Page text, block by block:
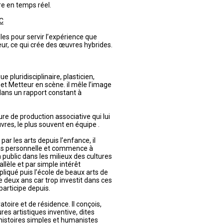
en temps réel.
pour servir l’expérience que
ce qui crée des œuvres hybrides.
pluridisciplinaire, plasticien,
Metteur en scène. il mêle l’image
un rapport constant à
de production associative qui lui
le plus souvent en équipe .
les arts depuis l’enfance, il
personnelle et commence à
dans les milieux des cultures
et par simple intérêt
puis l’école de beaux arts de
deux ans car trop investit dans ces
depuis.
et de résidence. Il conçois,
artistiques inventive, dites
simples et humanistes